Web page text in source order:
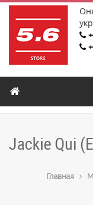
Jackie Qui
Главная